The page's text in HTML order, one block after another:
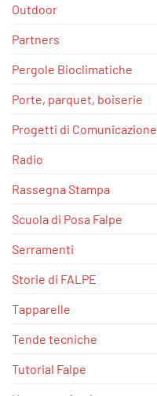
Outdoor
Partners
Pergole Bioclimatiche
Porte, parquet, boiserie
Progetti di Comunicazione
Radio
Rassegna Stampa
Scuola di Posa Falpe
Serramenti
Storie di FALPE
Tapparelle
Tende tecniche
Tutorial Falpe